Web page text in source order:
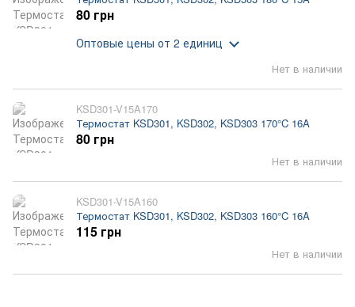
Нет в наличии
80 грн
Оптовые цены от 2 единиц
KSD301-V15A170
Термостат KSD301, KSD302, KSD303 170°C 16A
Нет в наличии
80 грн
KSD301-V15A160
Термостат KSD301, KSD302, KSD303 160°C 16A
Нет в наличии
115 грн